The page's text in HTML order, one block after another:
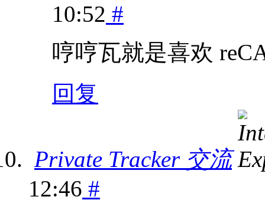
10:52 #
哼哼瓦就是喜欢
回复
Private Tracker 交流
12:46 #